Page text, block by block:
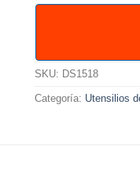
SKU: DS1518
Categoría: Utensilios